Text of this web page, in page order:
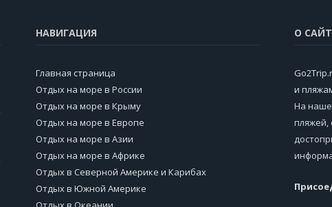
НАВИГАЦИЯ
Главная страница
Отдых на море в России
Отдых на море в Крыму
Отдых на море в Европе
Отдых на море в Азии
Отдых на море в Африке
Отдых в Северной Америке и Карибах
Отдых в Южной Америке
О
и
На
пляжей,